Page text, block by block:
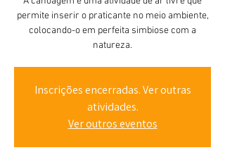
permite inserir o praticante no meio ambiente,
colocando-o em perfeita simbiose com a
natureza.
Inscrições encerradas. Ver outras
atividades.
Ver outros eventos